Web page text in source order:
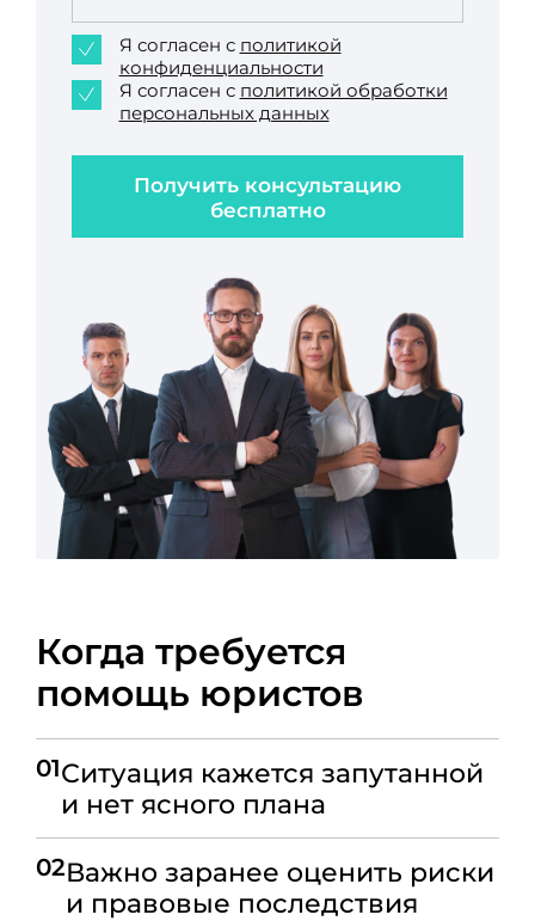
Получить консультацию
бесплатно
Я согласен с политикой
конфиденциальности
Я согласен с политикой обработки
персональных данных
Когда требуется
помощь юристов
01Ситуация кажется запутанной
и нет ясного плана
02Важно заранее оценить риски
и правовые последствия